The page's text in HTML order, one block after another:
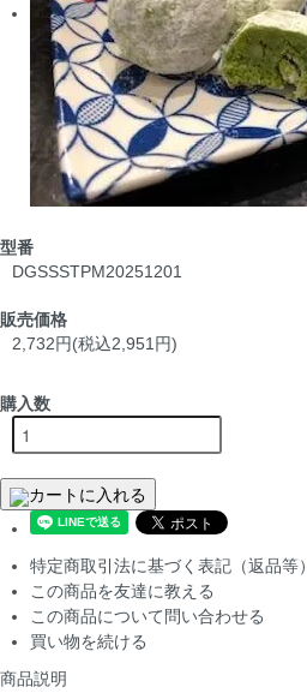
型番
DGSSSTPM20251201
販売価格
2,732円(税込2,951円)
購入数
カートに入れる
特定商取引法に基づく表記（返品等）
この商品を友達に教える
この商品について問い合わせる
買い物を続ける
商品説明